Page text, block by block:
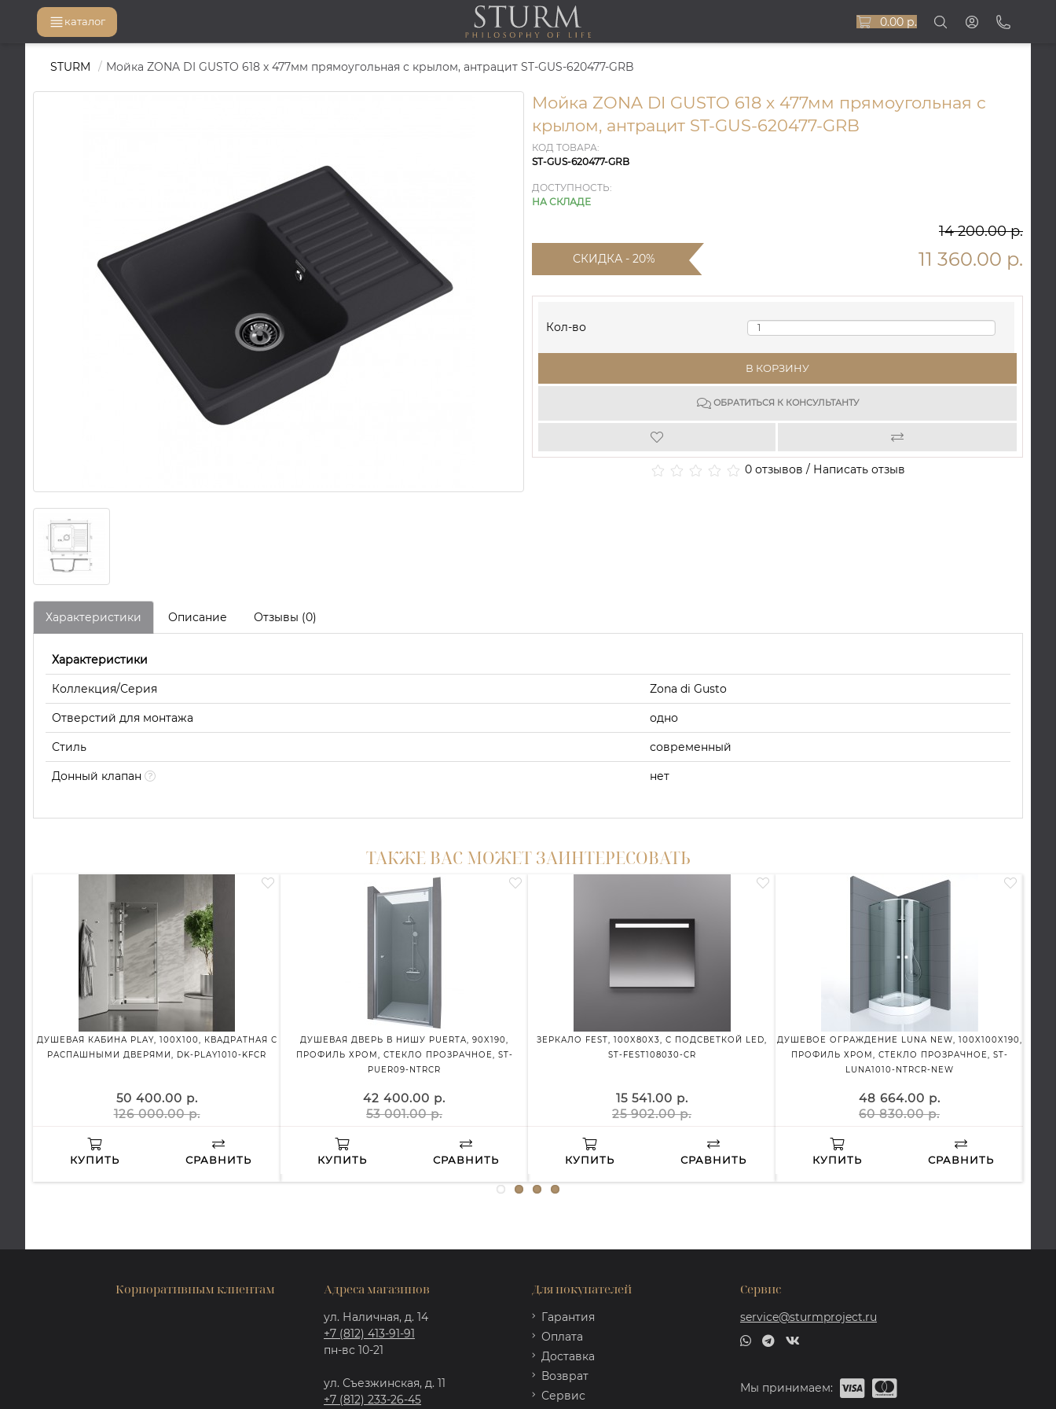
каталог 0.00 р.
STURM Мойка ZONA DI GUSTO 618 х 477мм прямоугольная с крылом, антрацит ST-GUS-620477-GRB
Мойка ZONA DI GUSTO 618 х 477мм прямоугольная с
крылом, антрацит ST-GUS-620477-GRB
КОД ТОВАРА:
ST-GUS-620477-GRB
ДОСТУПНОСТЬ:
НА СКЛАДЕ
14 200.00 р.
СКИДКА - 20% 11 360.00 р.
Кол-во
В КОРЗИНУ
ОБРАТИТЬСЯ К КОНСУЛЬТАНТУ
0 отзывов / Написать отзыв
Характеристики Описание Отзывы (0)
Характеристики
Коллекция/Серия Zona di Gusto
Отверстий для монтажа одно
Стиль современный
Донный клапан нет
ТАКЖЕ ВАС МОЖЕТ ЗАИНТЕРЕСОВАТЬ
ДУШЕВАЯ КАБИНА PLAY, 100X100, КВАДРАТНАЯ С
РАСПАШНЫМИ ДВЕРЯМИ, DK-PLAY1010-KFCR
50 400.00 р.
126 000.00 р.
КУПИТЬ СРАВНИТЬ
ДУШЕВАЯ ДВЕРЬ В НИШУ PUERTA, 90X190,
ПРОФИЛЬ ХРОМ, СТЕКЛО ПРОЗРАЧНОЕ, ST-
PUER09-NTRCR
42 400.00 р.
53 001.00 р.
КУПИТЬ СРАВНИТЬ
ЗЕРКАЛО FEST, 100X80X3, С ПОДСВЕТКОЙ LED,
ST-FEST108030-CR
15 541.00 р.
25 902.00 р.
КУПИТЬ СРАВНИТЬ
ДУШЕВОЕ ОГРАЖДЕНИЕ LUNA NEW, 100X100X190,
ПРОФИЛЬ ХРОМ, СТЕКЛО ПРОЗРАЧНОЕ, ST-
LUNA1010-NTRCR-NEW
48 664.00 р.
60 830.00 р.
КУПИТЬ СРАВНИТЬ
Корпоративным клиентам Адреса магазинов
ул. Наличная, д. 14
+7 (812) 413-91-91
пн-вс 10-21
ул. Съезжинская, д. 11
+7 (812) 233-26-45
Для покупателей
Гарантия
Оплата
Доставка
Возврат
Сервис
Сервис
service@sturmproject.ru
Мы принимаем: